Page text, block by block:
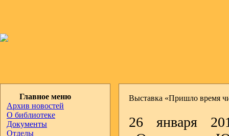
Главное меню
Архив новостей
О библиотеке
Документы
Отделы
Выставка «Пришло время
26 января